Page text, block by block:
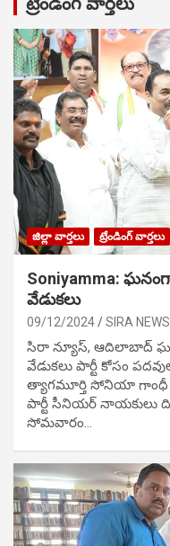
జిల్లా వార్తలు ట్రేండింగ్ వార్తలు
Soniyamma:
వేడుక‌లు
09/12/2024 SIRA NEWS
సిరా న్యూస్, ఆదిలాబాద్
వేడుక‌లు పార్టీ కోసం
త్యాగమూర్తి సోనియా గాంధీ
పార్టీ సీనియ‌ర్ నాయ‌కులు
సోమవారం…